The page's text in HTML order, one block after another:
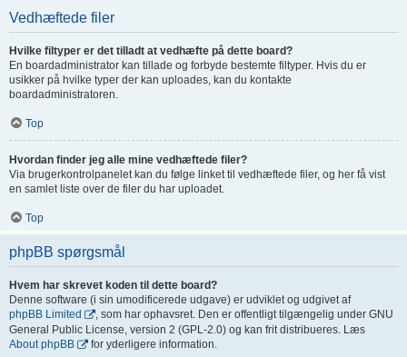
Vedhæftede filer
Hvilke filtyper er det tilladt at vedhæfte på dette board?
En boardadministrator kan tillade og forbyde bestemte filtyper. Hvis du er
usikker på hvilke typer der kan uploades, kan du kontakte
boardadministratoren.
Top
Hvordan finder jeg alle mine vedhæftede filer?
Via brugerkontrolpanelet kan du følge linket til vedhæftede filer, og her få vist
en samlet liste over de filer du har uploadet.
Top
phpBB spørgsmål
Hvem har skrevet koden til dette board?
Denne software (i sin umodificerede udgave) er udviklet og udgivet af
phpBB Limited
, som har ophavsret. Den er offentligt tilgængelig under GNU
General Public License, version 2 (GPL-2.0) og kan frit distribueres. Læs
About phpBB
for yderligere information.